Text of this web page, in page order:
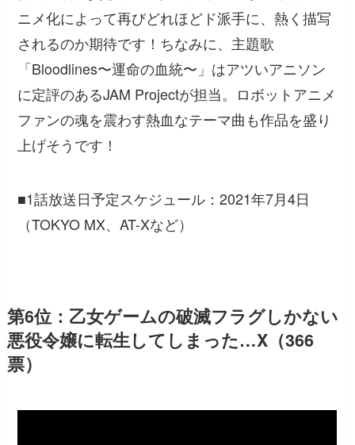
ニメ化によって再びどれほどド派手に、熱く描写
されるのか期待です！ちなみに、主題歌
「Bloodlines〜運命の血統〜」はアツいアニソン
に定評のあるJAM Projectが担当。ロボットアニメ
ファンの魂を震わす熱血なテーマ曲も作品を盛り
上げそうです！
■1話放送日予定スケジュール：2021年7月4日
（TOKYO MX、AT-Xなど）
第6位：乙女ゲームの破滅フラグしかない
悪役令嬢に転生してしまった…X（366
票）